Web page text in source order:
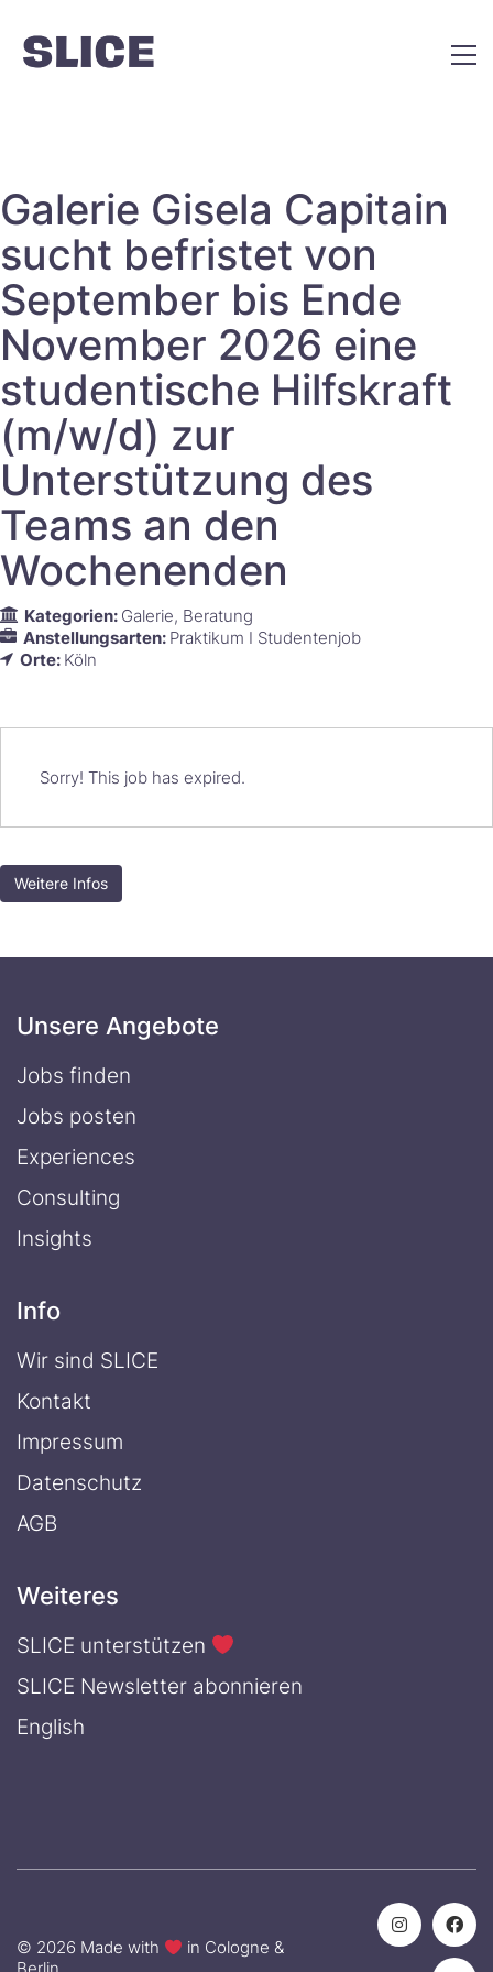
Galerie Gisela Capitain
sucht befristet von
September bis Ende
November 2026 eine
studentische Hilfskraft
(m/w/d) zur
Unterstützung des
Teams an den
Wochenenden
Kategorien: Galerie Beratung
Anstellungsarten: Praktikum I Studentenjob
Orte: Köln
Sorry! This job has expired.
Weitere Infos
Unsere Angebote
Jobs finden
Jobs posten
Experiences
Consulting
Insights
Info
Wir sind SLICE
Kontakt
Impressum
Datenschutz
AGB
Weiteres
SLICE unterstützen
SLICE Newsletter abonnieren
English
© 2026 Made with
in Cologne &